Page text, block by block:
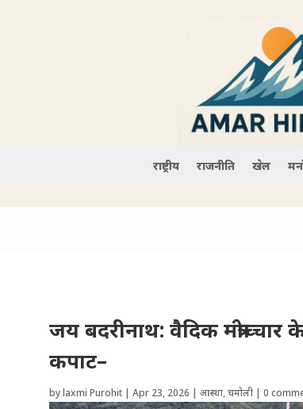
राष्ट्रीय राजनीति खेल
जय बदरीनाथ: वैदिक
कपाट–
bylaxmi Purohit |Apr 23, 2026 |आस्था,चमोली |0